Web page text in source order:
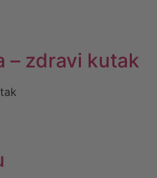
– zdravi kutak